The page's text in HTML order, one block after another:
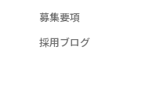
募集要項
採用ブログ